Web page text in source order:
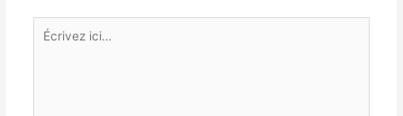
Écrivez
ici…